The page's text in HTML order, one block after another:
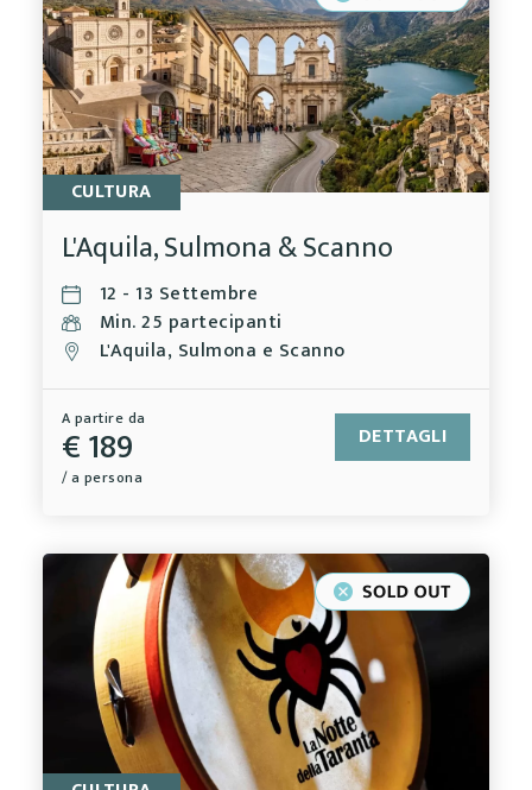
CULTURA
L'Aquila, Sulmona & Scanno
12 - 13 Settembre
Min. 25 partecipanti
L'Aquila, Sulmona e Scanno
A partire da
€ 189
/ a persona
DETTAGLI